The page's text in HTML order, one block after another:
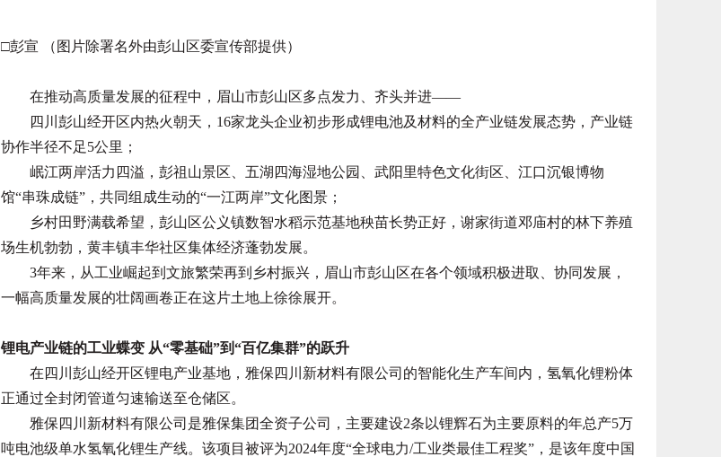
□彭宣 （图片除署名外由彭山区委宣传部提供）
在推动高质量发展的征程中，眉山市彭山区多点发力、齐头并进——
四川彭山经开区内热火朝天，16家龙头企业初步形成锂电池及材料的全产业链发展态势，产业链
协作半径不足5公里；
岷江两岸活力四溢，彭祖山景区、五湖四海湿地公园、武阳里特色文化街区、江口沉银博物
馆“串珠成链”，共同组成生动的“一江两岸”文化图景；
乡村田野满载希望，彭山区公义镇数智水稻示范基地秧苗长势正好，谢家街道邓庙村的林下养殖
场生机勃勃，黄丰镇丰华社区集体经济蓬勃发展。
3年来，从工业崛起到文旅繁荣再到乡村振兴，眉山市彭山区在各个领域积极进取、协同发展，
一幅高质量发展的壮阔画卷正在这片土地上徐徐展开。
锂电产业链的工业蝶变 从“零基础”到“百亿集群”的跃升
在四川彭山经开区锂电产业基地，雅保四川新材料有限公司的智能化生产车间内，氢氧化锂粉体
正通过全封闭管道匀速输送至仓储区。
雅保四川新材料有限公司是雅保集团全资子公司，主要建设2条以锂辉石为主要原料的年总产5万
吨电池级单水氢氧化锂生产线。该项目被评为2024年度“全球电力/工业类最佳工程奖”，是该年度中国